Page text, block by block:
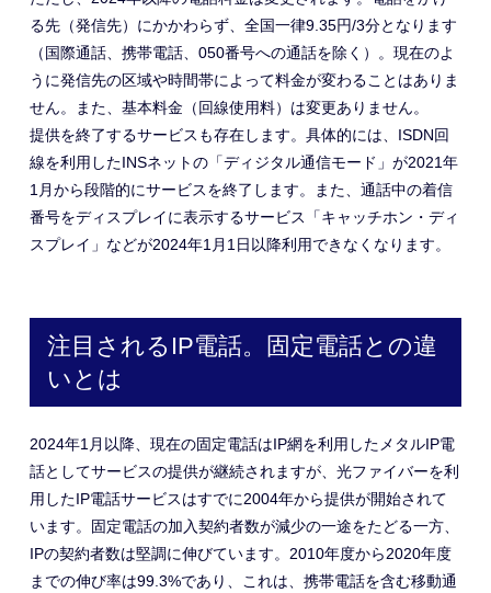
る先（発信先）にかかわらず、全国一律9.35円/3分となります
（国際通話、携帯電話、050番号への通話を除く）。現在のよ
うに発信先の区域や時間帯によって料金が変わることはありま
せん。また、基本料金（回線使用料）は変更ありません。
提供を終了するサービスも存在します。具体的には、ISDN回
線を利用したINSネットの「ディジタル通信モード」が2021年
1月から段階的にサービスを終了します。また、通話中の着信
番号をディスプレイに表示するサービス「キャッチホン・ディ
スプレイ」などが2024年1月1日以降利用できなくなります。
注目されるIP電話。固定電話との違
いとは
2024年1月以降、現在の固定電話はIP網を利用したメタルIP電
話としてサービスの提供が継続されますが、光ファイバーを利
用したIP電話サービスはすでに2004年から提供が開始されて
います。固定電話の加入契約者数が減少の一途をたどる一方、
IPの契約者数は堅調に伸びています。2010年度から2020年度
までの伸び率は99.3%であり、これは、携帯電話を含む移動通